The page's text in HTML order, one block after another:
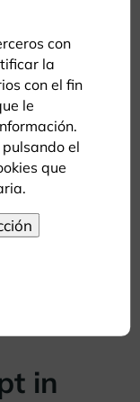
of fatal
the
in
in
con
la
con el fin
le
el
que